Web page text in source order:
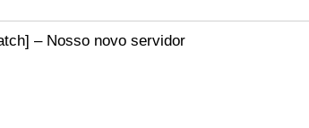
– Nosso novo servidor